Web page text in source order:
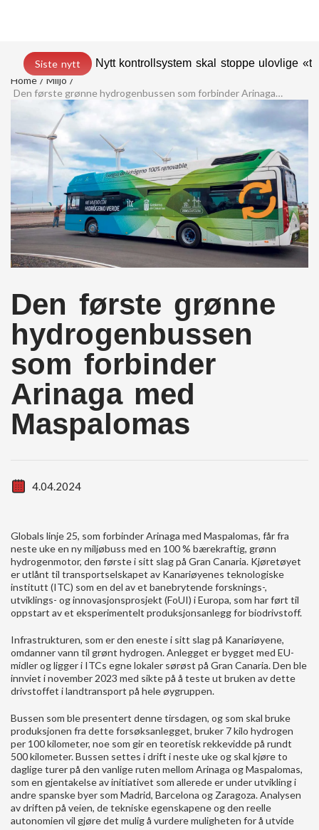
Siste nytt
Nytt kontrollsystem skal stoppe ulovlige
Home
Miljö
Den første grønne hydrogenbussen som forbinder Arinaga med Maspalomas
Den første grønne
hydrogenbussen
som forbinder
Arinaga med
Maspalomas
4.04.2024
Globals linje 25, som forbinder Arinaga med Maspalomas, får fra
neste uke en ny miljøbuss med en 100 % bærekraftig, grønn
hydrogenmotor, den første i sitt slag på Gran Canaria. Kjøretøyet
er utlånt til transportselskapet av Kanariøyenes teknologiske
institutt (ITC) som en del av et banebrytende forsknings-,
utviklings- og innovasjonsprosjekt (FoUI) i Europa, som har ført til
oppstart av et eksperimentelt produksjonsanlegg for biodrivstoff.
Infrastrukturen, som er den eneste i sitt slag på Kanariøyene,
omdanner vann til grønt hydrogen. Anlegget er bygget med EU-
midler og ligger i ITCs egne lokaler sørøst på Gran Canaria. Den ble
innviet i november 2023 med sikte på å teste ut bruken av dette
drivstoffet i landtransport på hele øygruppen.
Bussen som ble presentert denne tirsdagen, og som skal bruke
produksjonen fra dette forsøksanlegget, bruker 7 kilo hydrogen
per 100 kilometer, noe som gir en teoretisk rekkevidde på rundt
500 kilometer. Bussen settes i drift i neste uke og skal kjøre to
daglige turer på den vanlige ruten mellom Arinaga og Maspalomas,
som en gjentakelse av initiativet som allerede er under utvikling i
andre spanske byer som Madrid, Barcelona og Zaragoza. Analysen
av driften på veien, de tekniske egenskapene og den reelle
autonomien vil gjøre det mulig å vurdere muligheten for å utvide